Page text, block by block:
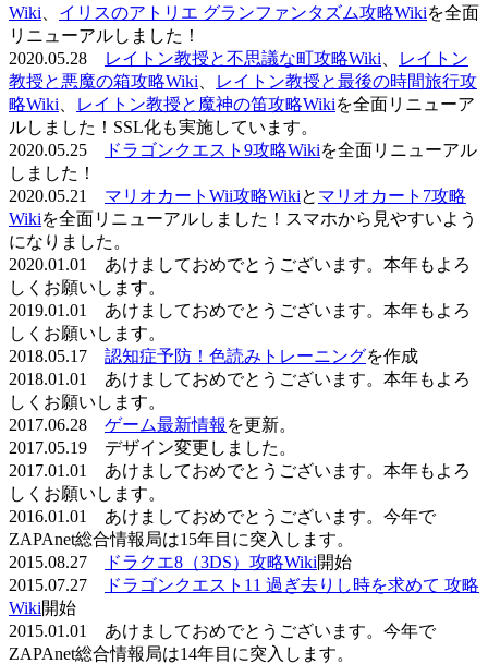
Wiki
イリスのアトリエ グランファンタズム攻略Wikiを全面
リニューアルしました！
2020.05.28
レイトン教授と不思議な町攻略Wiki
レイトン
教授と悪魔の箱攻略Wiki
レイトン教授と最後の時間旅行攻
略Wiki
レイトン教授と魔神の笛攻略Wikiを全面リニューア
ルしました！SSL化も実施しています。
2020.05.25
ドラゴンクエスト9攻略Wikiを全面リニューアル
しました！
2020.05.21 マリオカートWii攻略Wikiと マリオカート7攻略
Wikiを全面リニューアルしました！スマホから見やすいよう
になりました。
2020.01.01 あけましておめでとうございます。本年もよろ
しくお願いします。
2019.01.01 あけましておめでとうございます。本年もよろ
しくお願いします。
2018.05.17 認知症予防！色読みトレーニングを作成
2018.01.01 あけましておめでとうございます。本年もよろ
しくお願いします。
2017.06.28 ゲーム最新情報 を更新。
2017.05.19 デザイン変更しました。
2017.01.01 あけましておめでとうございます。本年もよろ
しくお願いします。
2016.01.01 あけましておめでとうございます。今年で
ZAPAnet総合情報局は15年目に突入します。
2015.08.27
ドラクエ8（3DS）攻略Wiki開始
2015.07.27
ドラゴンクエスト11 過ぎ去りし時を求めて 攻略
Wiki開始
2015.01.01 あけましておめでとうございます。今年で
ZAPAnet総合情報局は14年目に突入します。